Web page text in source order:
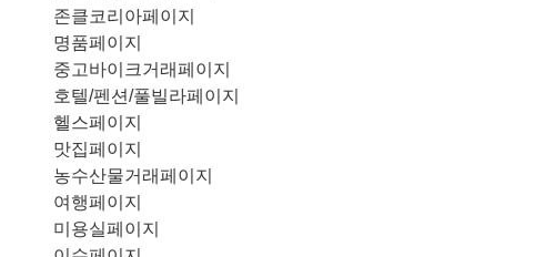
존클코리아페이지
명품페이지
중고바이크거래페이지
호텔/펜션/풀빌라페이지
헬스페이지
맛집페이지
농수산물거래페이지
여행페이지
미용실페이지